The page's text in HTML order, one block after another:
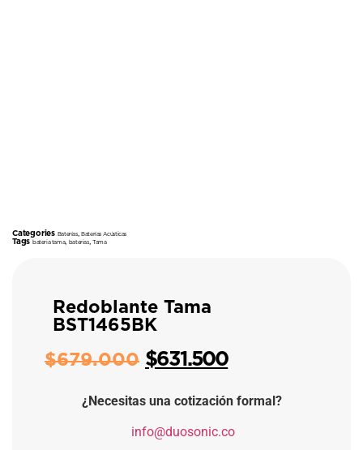
Categories Baterías,Baterías Acústicas
Tags bateria tama, baterias,Tama
Redoblante Tama
BST1465BK
$679.000 $631.500
¿Necesitas una cotización formal?
info@duosonic.co